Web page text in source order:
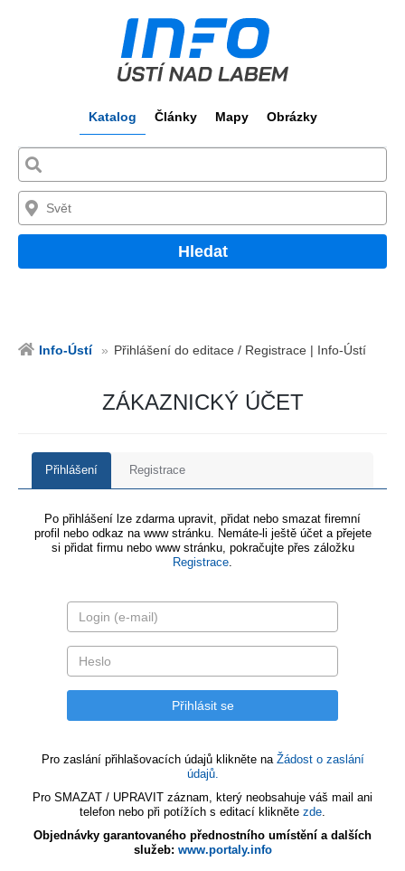
Katalog Články Mapy Obrázky
Hledat
Info-Ústí Přihlášení do editace / Registrace | Info-Ústí
ZÁKAZNICKÝ ÚČET
Přihlášení Registrace
Po přihlášení lze zdarma upravit, přidat nebo smazat firemní
profil nebo odkaz na www stránku. Nemáte-li ještě účet a přejete
si přidat firmu nebo www stránku, pokračujte přes záložku
Registrace.
Pro zaslání přihlašovacích údajů klikněte na Žádost o zaslání
údajů.
Pro SMAZAT / UPRAVIT záznam, který neobsahuje váš mail ani
telefon nebo při potížích s editací klikněte zde.
Objednávky garantovaného přednostního umístění a dalších
služeb: www.portaly.info